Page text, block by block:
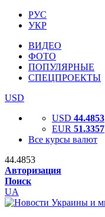
РУС
УКР
ВИДЕО
ФОТО
ПОПУЛЯРНЫЕ
СПЕЦПРОЕКТЫ
USD
USD 44.4853
EUR 51.3357
Все курсы валют
44.4853
Авторизация
Поиск
UA